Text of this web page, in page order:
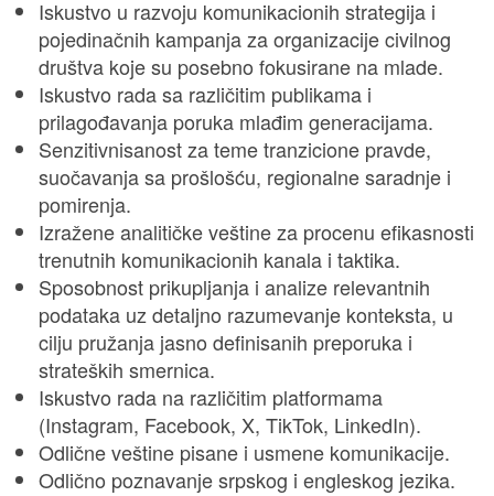
Iskustvo u razvoju komunikacionih strategija i
pojedinačnih kampanja za organizacije civilnog
društva koje su posebno fokusirane na mlade.
Iskustvo rada sa različitim publikama i
prilagođavanja poruka mlađim generacijama.
Senzitivnisanost za teme tranzicione pravde,
suočavanja sa prošlošću, regionalne saradnje i
pomirenja.
Izražene analitičke veštine za procenu efikasnosti
trenutnih komunikacionih kanala i taktika.
Sposobnost prikupljanja i analize relevantnih
podataka uz detaljno razumevanje konteksta, u
cilju pružanja jasno definisanih preporuka i
strateških smernica.
Iskustvo rada na različitim platformama
(Instagram, Facebook, X, TikTok, LinkedIn).
Odlične veštine pisane i usmene komunikacije.
Odlično poznavanje srpskog i engleskog jezika.